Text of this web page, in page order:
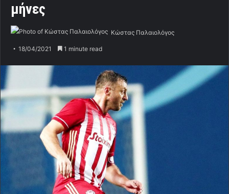
μήνες
Κώστας Παλαιολόγος
18/04/2021 1 minute read